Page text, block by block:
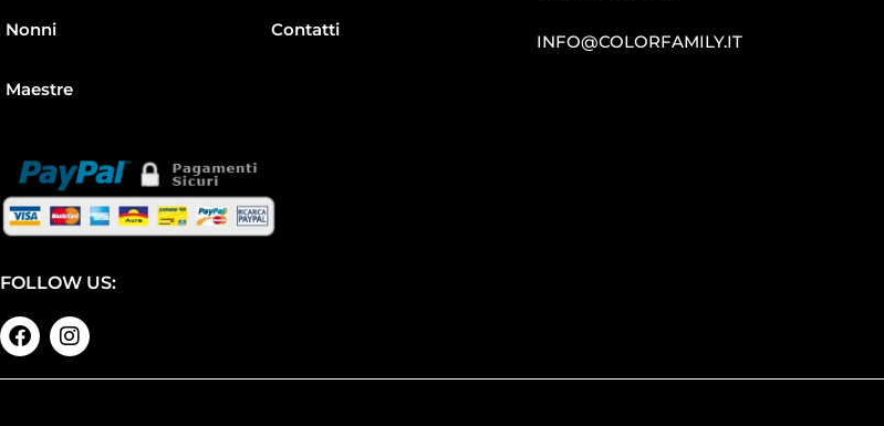
Nonni
Maestre
Contatti
INFO@COLORFAMILY.IT
FOLLOW US: